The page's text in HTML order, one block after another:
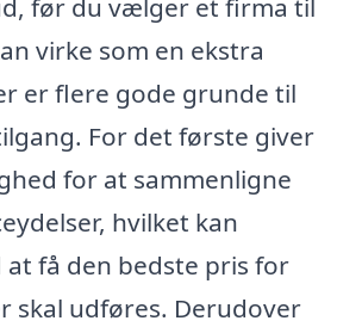
før du vælger et firma til
virke som en ekstra
er flere gode grunde til
For det første giver
for at sammenligne
hvilket kan
få den bedste pris for
skal udføres. Derudover